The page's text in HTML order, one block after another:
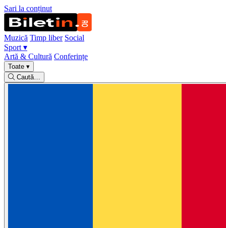
Sari la conținut
Muzică Timp liber Social
Sport ▾
Artă & Cultură Conferințe
Toate ▾
Caută…